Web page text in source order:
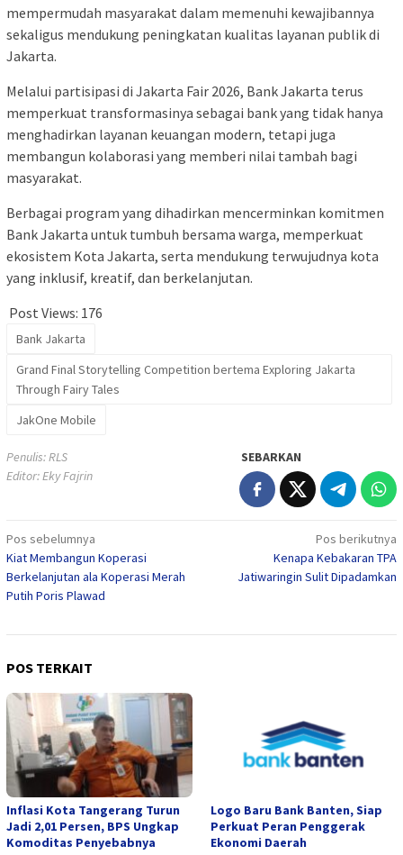
mempermudah masyarakat dalam memenuhi kewajibannya
sekaligus mendukung peningkatan kualitas layanan publik di
Jakarta.
Melalui partisipasi di Jakarta Fair 2026, Bank Jakarta terus
memperkuat transformasinya sebagai bank yang tidak hanya
menghadirkan layanan keuangan modern, tetapi juga
membangun kolaborasi yang memberi nilai tambah bagi
masyarakat.
Berbagai program yang dihadirkan mencerminkan komitmen
Bank Jakarta untuk tumbuh bersama warga, memperkuat
ekosistem Kota Jakarta, serta mendukung terwujudnya kota
yang inklusif, kreatif, dan berkelanjutan.
Post Views: 176
Bank Jakarta
Grand Final Storytelling Competition bertema Exploring Jakarta
Through Fairy Tales
JakOne Mobile
Penulis: RLS
Editor: Eky Fajrin
SEBARKAN
Navigasi
pos
Pos sebelumnya
Kiat Membangun Koperasi
Berkelanjutan ala Koperasi Merah
Putih Poris Plawad
Pos berikutnya
Kenapa Kebakaran TPA
Jatiwaringin Sulit Dipadamkan
POS TERKAIT
Inflasi Kota Tangerang Turun
Jadi 2,01 Persen, BPS Ungkap
Komoditas Penyebabnya
Logo Baru Bank Banten, Siap
Perkuat Peran Penggerak
Ekonomi Daerah